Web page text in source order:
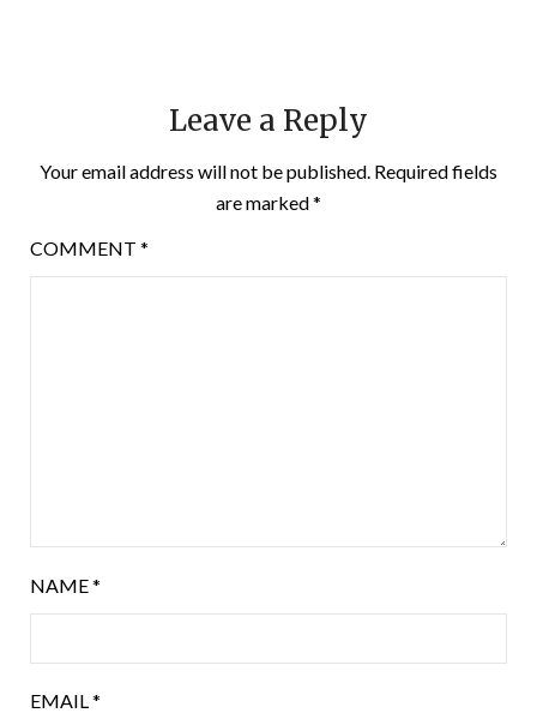
Leave a Reply
Your email address will not be published. Required fields
are marked*
COMMENT *
NAME*
EMAIL*